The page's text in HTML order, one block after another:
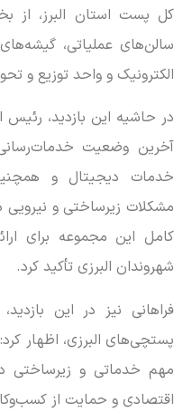
کل پست استان البرز، از
سالن‌های عملیاتی،
الکترونیک و واحد توزیع و
در حاشیه این بازدید، رئیس
آخرین وضعیت
خدمات دیجیتال و
مشکلات زیرساختی و نیرویی
کامل این مجموعه برای
شهروندان البرزی تأکید کرد.
فراهانی نیز در این
پستچی‌های البرزی، اظهار
مهم خدماتی و زیرساختی
اقتصادی و حمایت از